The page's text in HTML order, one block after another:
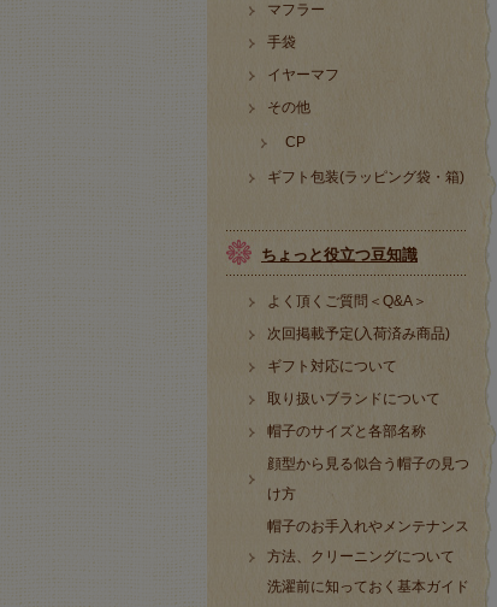
マフラー
手袋
イヤーマフ
その他
CP
ギフト包装(ラッピング袋・箱)
ちょっと役立つ豆知識
よく頂くご質問＜Q&A＞
次回掲載予定(入荷済み商品)
ギフト対応について
取り扱いブランドについて
帽子のサイズと各部名称
顔型から見る似合う帽子の見つ
け方
帽子のお手入れやメンテナンス
方法、クリーニングについて
洗濯前に知っておく基本ガイド